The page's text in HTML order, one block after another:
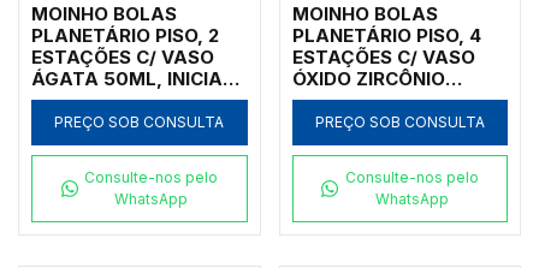
MOINHO BOLAS
PLANETÁRIO PISO, 2
ESTAÇÕES C/ VASO
ÁGATA 50ML, INICIAL
<4MM, FINAL <1UM
PREÇO SOB CONSULTA
Consulte-nos pelo
WhatsApp
MOINHO BOLAS
PLANETÁRIO PISO, 4
ESTAÇÕES C/ VASO
ÓXIDO ZIRCÔNIO
500ML, INICIAL
<10MM, FINAL <1UM
PREÇO SOB CONSULTA
Consulte-nos pelo
WhatsApp